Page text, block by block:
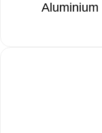
Aluminium